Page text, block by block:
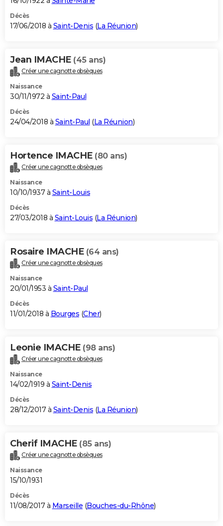
Décès
17/06/2018 à Saint-Denis (La Réunion)
Jean IMACHE (45 ans)
Créer une cagnotte obsèques
Naissance
30/11/1972 à Saint-Paul
Décès
24/04/2018 à Saint-Paul (La Réunion)
Hortence IMACHE (80 ans)
Créer une cagnotte obsèques
Naissance
10/10/1937 à Saint-Louis
Décès
27/03/2018 à Saint-Louis (La Réunion)
Rosaire IMACHE (64 ans)
Créer une cagnotte obsèques
Naissance
20/01/1953 à Saint-Paul
Décès
11/01/2018 à Bourges (Cher)
Leonie IMACHE (98 ans)
Créer une cagnotte obsèques
Naissance
14/02/1919 à Saint-Denis
Décès
28/12/2017 à Saint-Denis (La Réunion)
Cherif IMACHE (85 ans)
Créer une cagnotte obsèques
Naissance
15/10/1931
Décès
11/08/2017 à Marseille (Bouches-du-Rhône)